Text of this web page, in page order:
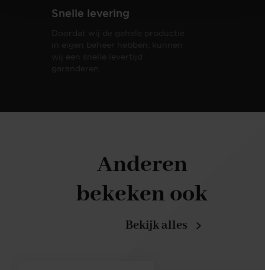
Snelle levering
Doordat wij de gehele productie
in eigen beheer hebben, kunnen
wij een snelle levertijd
garanderen.
Anderen
bekeken ook
Bekijk alles